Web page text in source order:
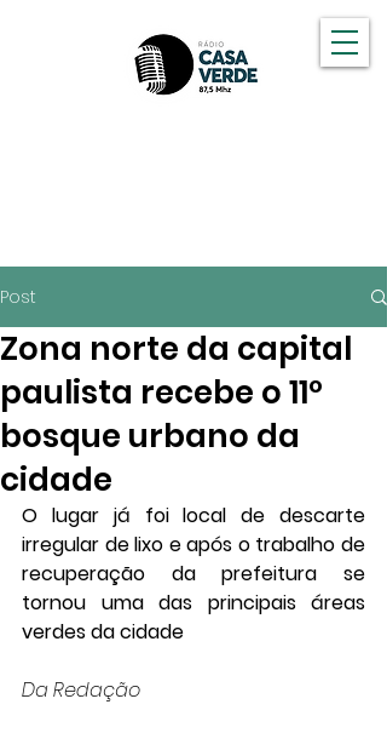
Post
Zona norte da capital
paulista recebe o 11º
bosque urbano da
cidade
O lugar já foi local de descarte
irregular de lixo e após o trabalho de
recuperação da prefeitura se
tornou uma das principais áreas
verdes da cidade
Da Redação